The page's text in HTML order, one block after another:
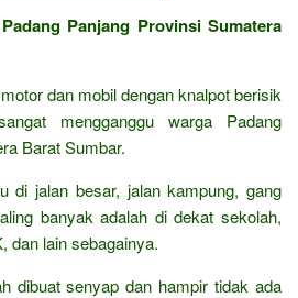
Panjang Provinsi Sumatera
dan mobil dengan knalpot berisik
mengganggu warga Padang
Barat Sumbar.
di jalan besar, jalan kampung, gang
banyak adalah di dekat sekolah,
dan lain sebagainya.
dibuat senyap dan hampir tidak ada